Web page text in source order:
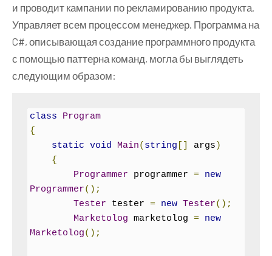
public const int OFF = 0;
public const int HIGH = 20;
private int level;
        level
public
if
( level
            level
++;
Console .WriteLine( "Уровень
звука {0}", level
и проводит кампании по рекламированию продукта.
Управляет всем процессом менеджер. Программа на
C#, описывающая создание программного продукта
с помощью паттерна команд, могла бы выглядеть
следующим образом:
class
Program
{
static void Main( string args )
{
Programmer programmer = new
Programmer();
Tester tester = new Tester();
Marketolog marketolog = new
Marketolog();